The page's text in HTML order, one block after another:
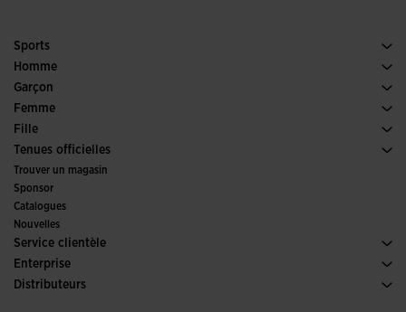
Sports
Running
Football
Padel
Trail Running
Homme
Chaussures Homme
Sports
Garçon
Voir tous les vêtements Garçon
Femme
Chaussures Femme
Sports
Fille
Voir tous les vêtements Fille
Tenues officielles
Football
Futsal
Comités et fédérations
Éditions Spéciales
Trouver un magasin
Sponsor
Catalogues
Nouvelles
Service clientèle
Conditions de Vente
Transport-et-livraison
Enterprise
Histoire
Distributeurs